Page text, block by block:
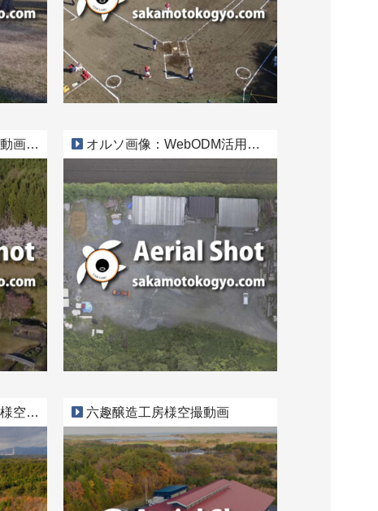
オルソ画像：WebODM活用事例
動画 六趣醸造工房様空撮動画